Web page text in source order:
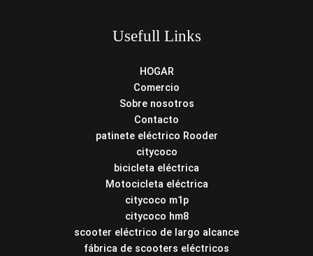
Usefull Links
HOGAR
Comercio
Sobre nosotros
Contacto
patinete eléctrico Rooder
citycoco
bicicleta eléctrica
Motocicleta eléctrica
citycoco m1p
citycoco hm8
scooter eléctrico de largo alcance
fábrica de scooters eléctricos